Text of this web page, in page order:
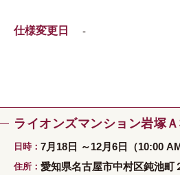
仕様変更日 -
ライオンズマンション岩塚
日時 7月18日 ～12月6日（10:00
住所 愛知県名古屋市中村区鈍池町